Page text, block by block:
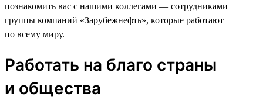
познакомить вас с нашими коллегами — сотрудниками
группы компаний «Зарубежнефть», которые работают
по всему миру.
Работать на благо страны
и общества